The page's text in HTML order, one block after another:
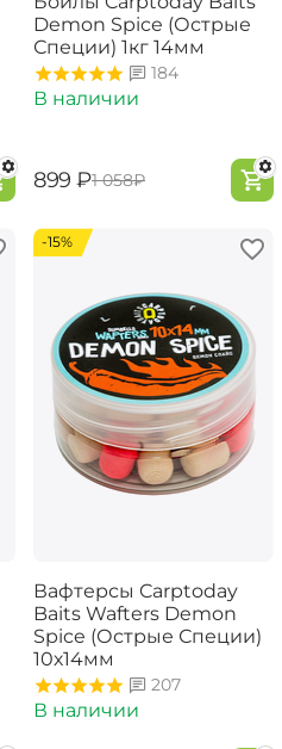
Demon Spice (Острые
Специи) 1кг 14мм
184
В наличии
‍899‍ ₽‍1 058‍₽
-15%
Вафтерсы Carptoday
Baits Wafters Demon
Spice (Острые Специи)
10х14мм
207
В наличии